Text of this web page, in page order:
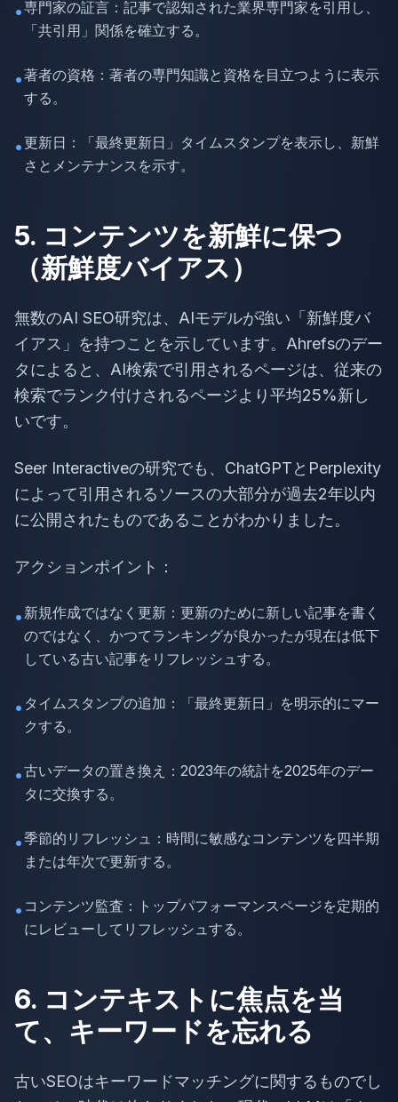
•専門家の証言：記事で認知された業界専門家を引用し、
「共引用」関係を確立する。
•著者の資格：著者の専門知識と資格を目立つように表示
する。
•更新日：「最終更新日」タイムスタンプを表示し、新鮮
さとメンテナンスを示す。
5. コンテンツを新鮮に保つ
（新鮮度バイアス）
無数のAI SEO研究は、AIモデルが強い「新鮮度バ
イアス」を持つことを示しています。Ahrefsのデー
タによると、AI検索で引用されるページは、従来の
検索でランク付けされるページより平均25%新し
いです。
Seer Interactiveの研究でも、ChatGPTとPerplexity
によって引用されるソースの大部分が過去2年以内
に公開されたものであることがわかりました。
アクションポイント：
• 新規作成ではなく更新：更新のために新しい記事を書く
のではなく、かつてランキングが良かったが現在は低下
している古い記事をリフレッシュする。
• タイムスタンプの追加：「最終更新日」を明示的にマー
クする。
•古いデータの置き換え：2023年の統計を2025年のデー
タに交換する。
•季節的リフレッシュ：時間に敏感なコンテンツを四半期
または年次で更新する。
• コンテンツ監査：トップパフォーマンスページを定期的
にレビューしてリフレッシュする。
6. コンテキストに焦点を当
て、キーワードを忘れる
古いSEOはキーワードマッチングに関するものでし